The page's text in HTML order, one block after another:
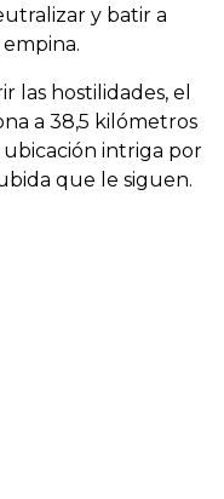
y batir a
las hostilidades, el
a 38,5 kilómetros
ubicación intriga por
que le siguen.